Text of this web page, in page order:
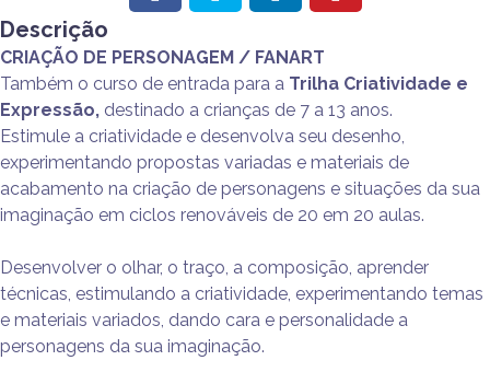
Descrição
CRIAÇÃO DE PERSONAGEM / FANART
Também o curso de entrada para a Trilha Criatividade e
Expressão, destinado a crianças de 7 a 13 anos.
Estimule a criatividade e desenvolva seu desenho,
experimentando propostas variadas e materiais de
acabamento na criação de personagens e situações da sua
imaginação em ciclos renováveis de 20 em 20 aulas.
Desenvolver o olhar, o traço, a composição, aprender
técnicas, estimulando a criatividade, experimentando temas
e materiais variados, dando cara e personalidade a
personagens da sua imaginação.